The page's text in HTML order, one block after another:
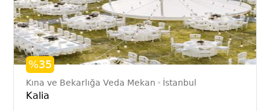
%35
Kına ve Bekarlığa Veda Mekan İstanbul
Kalia